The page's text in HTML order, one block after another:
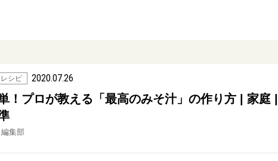
シピ 2020.07.26
！プロが教える「最高のみそ汁」の作り方 | 家
集部